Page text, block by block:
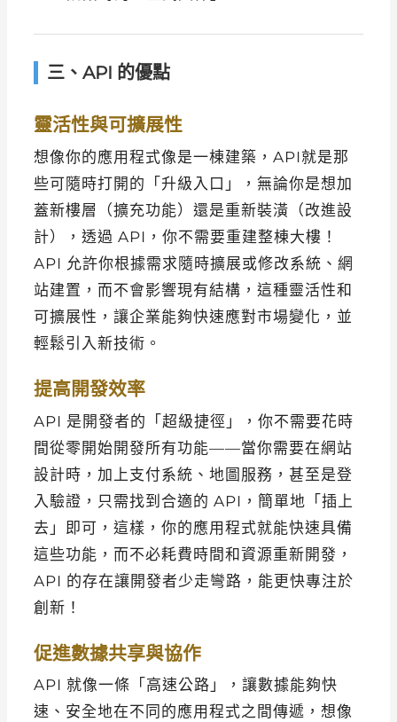
三、API 的優點
靈活性與可擴展性
想像你的應用程式像是一棟建築，API就是那
些可隨時打開的「升級入口」，無論你是想加
蓋新樓層（擴充功能）還是重新裝潢（改進設
計），透過 API，你不需要重建整棟大樓！
API 允許你根據需求隨時擴展或修改系統、網
站建置，而不會影響現有結構，這種靈活性和
可擴展性，讓企業能夠快速應對市場變化，並
輕鬆引入新技術。
提高開發效率
API 是開發者的「超級捷徑」，你不需要花時
間從零開始開發所有功能——當你需要在網站
設計時，加上支付系統、地圖服務，甚至是登
入驗證，只需找到合適的 API，簡單地「插上
去」即可，這樣，你的應用程式就能快速具備
這些功能，而不必耗費時間和資源重新開發，
API 的存在讓開發者少走彎路，能更快專注於
創新！
促進數據共享與協作
API 就像一條「高速公路」，讓數據能夠快
速、安全地在不同的應用程式之間傳遞，想像